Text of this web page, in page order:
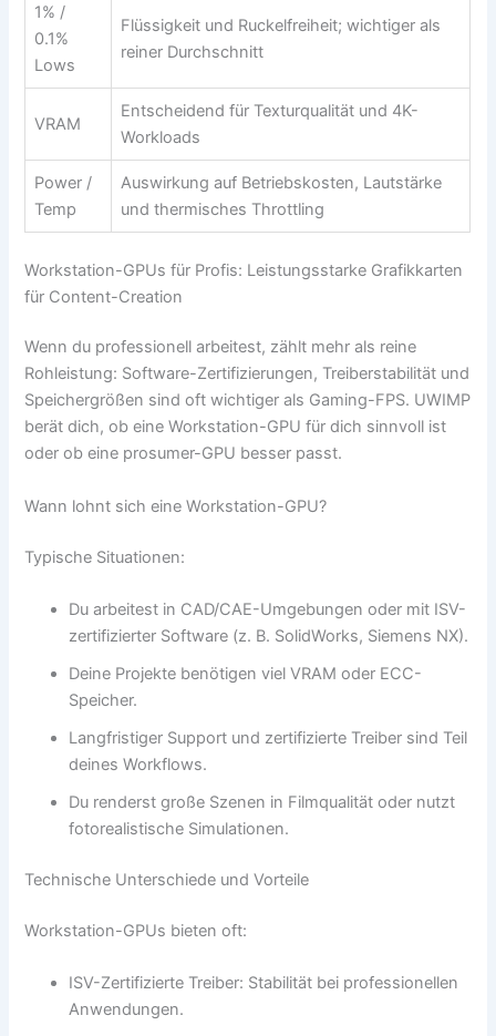
1% /
0.1%
Lows
Flüssigkeit und Ruckelfreiheit; wichtiger als
reiner Durchschnitt
VRAM
Entscheidend für Texturqualität und 4K-
Workloads
Power /
Temp
Auswirkung auf Betriebskosten, Lautstärke
und thermisches Throttling
Workstation-GPUs für Profis: Leistungsstarke Grafikkarten
für Content-Creation
Wenn du professionell arbeitest, zählt mehr als reine
Rohleistung: Software-Zertifizierungen, Treiberstabilität und
Speichergrößen sind oft wichtiger als Gaming-FPS. UWIMP
berät dich, ob eine Workstation-GPU für dich sinnvoll ist
oder ob eine prosumer-GPU besser passt.
Wann lohnt sich eine Workstation-GPU?
Typische Situationen:
Du arbeitest in CAD/CAE-Umgebungen oder mit ISV-
zertifizierter Software (z. B. SolidWorks, Siemens NX).
Deine Projekte benötigen viel VRAM oder ECC-
Speicher.
Langfristiger Support und zertifizierte Treiber sind Teil
deines Workflows.
Du renderst große Szenen in Filmqualität oder nutzt
fotorealistische Simulationen.
Technische Unterschiede und Vorteile
Workstation-GPUs bieten oft:
ISV-Zertifizierte Treiber: Stabilität bei professionellen
Anwendungen.